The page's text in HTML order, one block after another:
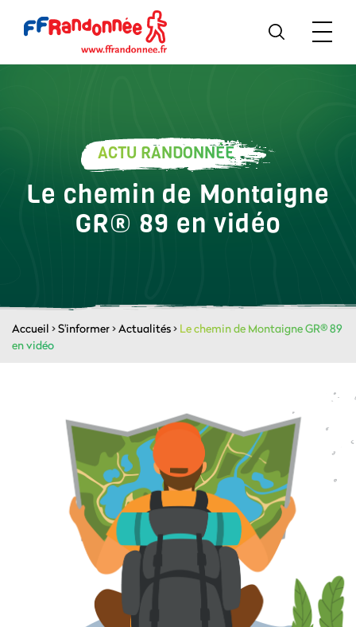
ACTU RANDONNÉE
Le chemin de Montaigne
GR® 89 en vidéo
Accueil >S'informer>Actualités> Le chemin de Montaigne GR® 89
en vidéo